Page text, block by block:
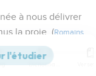
à nous délivrer
la proie. (Romains
)